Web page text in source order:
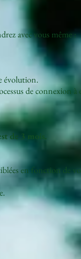
avec vous même :
évolution.
de connexion à
de 3 mois.
en fonction de